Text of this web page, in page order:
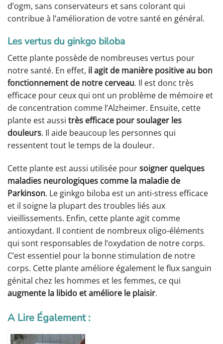
d’ogm, sans conservateurs et sans colorant qui
contribue à l’amélioration de votre santé en général.
Les vertus du ginkgo biloba
Cette plante possède de nombreuses vertus pour
notre santé. En effet, il agit de manière positive au bon
fonctionnement de notre cerveau. Il est donc très
efficace pour ceux qui ont un problème de mémoire et
de concentration comme l’Alzheimer. Ensuite, cette
plante est aussi très efficace pour soulager les
douleurs. Il aide beaucoup les personnes qui
ressentent tout le temps de la douleur.
Cette plante est aussi utilisée poursoigner quelques
maladies neurologiques comme la maladie de
Parkinson. Le ginkgo biloba est un anti-stress efficace
et il soigne la plupart des troubles liés aux
vieillissements. Enfin, cette plante agit comme
antioxydant. Il contient de nombreux oligo-éléments
qui sont responsables de l’oxydation de notre corps.
C’est essentiel pour la bonne stimulation de notre
corps. Cette plante améliore également le flux sanguin
génital chez les hommes et les femmes, ce qui
augmente la libido et améliore le plaisir.
A Lire Également :